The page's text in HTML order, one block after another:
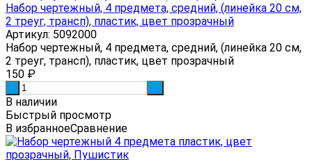
Набор чертежный, 4 предмета, средний, (линейка 20 см,
2 треуг, трансп), пластик, цвет прозрачный
Артикул: 5092000
Набор чертежный, 4 предмета, средний, (линейка 20 см,
2 треуг, трансп), пластик, цвет прозрачный
150 ₽
В наличии
Быстрый просмотр
В избранноеСравнение